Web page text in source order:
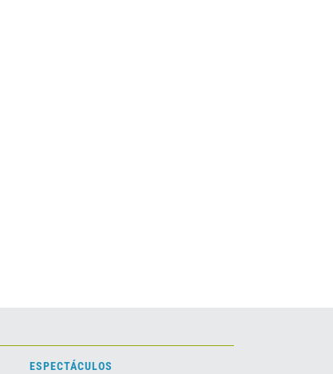
ESPECTÁCULOS